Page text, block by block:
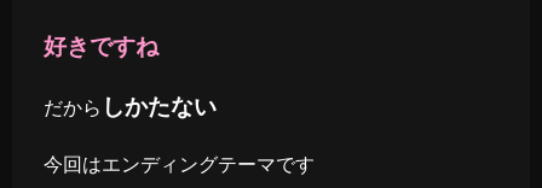
好きですね
だから しかたない
今回はエンディングテーマです